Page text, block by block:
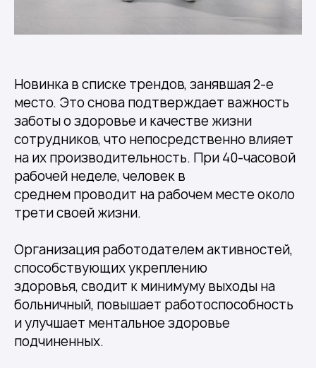
Новинка в списке трендов, занявшая 2-е
место. Это снова подтверждает важность
заботы о здоровье и качестве жизни
сотрудников, что непосредственно влияет
на их производительность. При 40-часовой
рабочей неделе, человек в
среднем проводит на рабочем месте около
трети своей жизни.
Организация работодателем активностей,
способствующих укреплению
здоровья, сводит к минимуму выходы на
больничный, повышает работоспособность
и улучшает ментальное здоровье
подчиненных.